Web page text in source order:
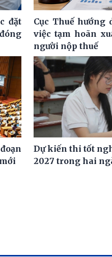
đặt
Cục Thuế hướng
việc tạm hoãn
người nộp thuế
Dự kiến thi tốt
2027 trong hai